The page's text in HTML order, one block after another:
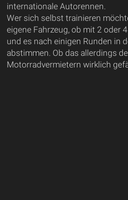
internationale Autorennen.
Wer sich selbst trainieren
eigene Fahrzeug, ob mit 2 oder
und es nach einigen Runden in
abstimmen. Ob das allerdings
Motorradvermietern wirklich